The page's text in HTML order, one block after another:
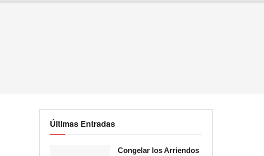
Últimas Entradas
Congelar los Arriendos